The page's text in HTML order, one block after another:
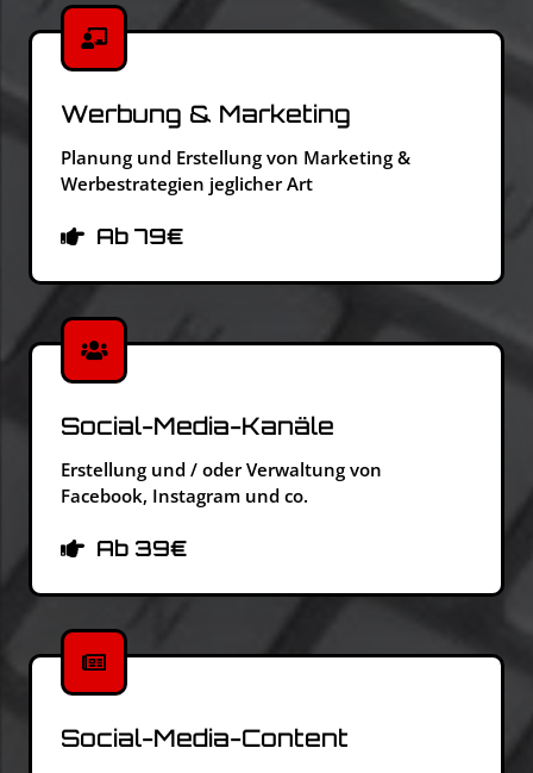
Werbung & Marketing
Planung und Erstellung von Marketing &
Werbestrategien jeglicher Art
Ab 79€
Social-Media-Kanäle
Erstellung und / oder Verwaltung von
Facebook, Instagram und co.
Ab 39€
Social-Media-Content